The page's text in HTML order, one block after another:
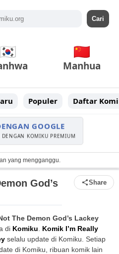
Manhua
Populer Daftar
GOOGLE
DENGAN KOMIKU PREMIUM
yang mengganggu.
God’s
Share
The Demon God’s Lackey
di Komiku. Komik I’m Really
selalu update di Komiku. Setiap
di Komiku, ribuan komik lain